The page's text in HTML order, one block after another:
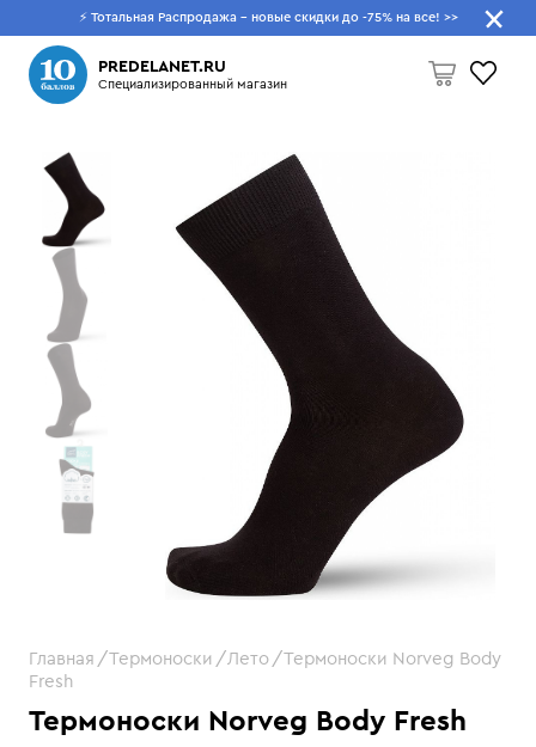
⚡ Тотальная Распродажа - новые скидки до -75% на все! >>
PREDELANET.RU
Специализированный магазин
Пусто
Что будем искать?
Термоноски Norveg Body Fresh
Главная Термоноски Лето
Термоноски Norveg Body
Fresh